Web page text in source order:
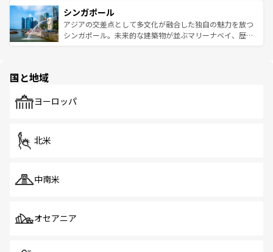
参照してほしい。
激する。気候は一年中温暖で、どの季節にも異なる楽しみ
が待っている。親しみやすいタイの人々、仏教を中心とし
た文化、そして多様な観光資源が、訪れる旅人を魅了し続
み、どこを訪れても感動するはず。観光スポットが密集し
ており、効率よく見どころを回れるのも魅力。息をのむよ
うな絶景から文化的な体験まで、香港を存分に楽しみ尽く
シンガポール
アジアの交差点として多文化が融合した独自の魅力を放つ
シンガポール。未来的な建築物が並ぶマリーナベイ、歴史
で、ホーカーズは地元の風情を楽しめる外せないスポット
国と地域
ヨーロッパ
北米
中南米
オセアニア